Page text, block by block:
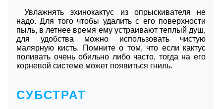
Увлажнять эхинокактус из опрыскивателя не
надо. Для того чтобы удалить с его поверхности
пыль, в летнее время ему устраивают теплый душ,
для удобства можно использовать чистую
малярную кисть. Помните о том, что если кактус
поливать очень обильно либо часто, тогда на его
корневой системе может появиться гниль.
СУБСТРАТ